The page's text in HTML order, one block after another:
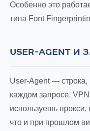
Особенно это
типа Font
USER-AGENT И
User-Agent — строка,
каждом запросе.
используешь
что и при прошлом